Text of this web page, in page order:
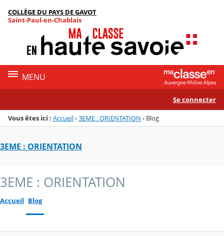
Menu de la rubrique
Contenu
COLLÈGE DU PAYS DE GAVOT
Saint-Paul-en-Chablais
MENU
Se connecter
Vous êtes ici : Accueil›3EME : ORIENTATION › Blog
3EME : ORIENTATION
3EME : ORIENTATION
Accueil Blog